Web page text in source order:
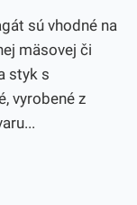
sú vhodné na
mäsovej či
styk s
vyrobené z